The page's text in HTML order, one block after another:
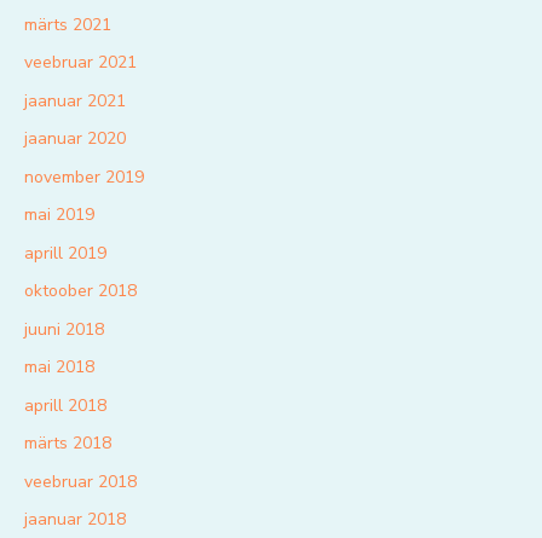
märts 2021
veebruar 2021
jaanuar 2021
jaanuar 2020
november 2019
mai 2019
aprill 2019
oktoober 2018
juuni 2018
mai 2018
aprill 2018
märts 2018
veebruar 2018
jaanuar 2018